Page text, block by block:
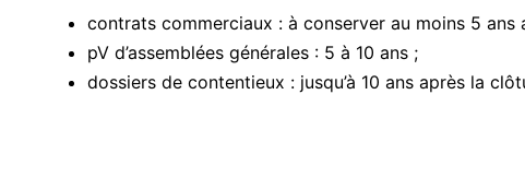
contrats commerciaux : à conserver au moins 5 ans
pV d’assemblées générales : 5 à 10 ans ;
dossiers de contentieux : jusqu’à 10 ans après la